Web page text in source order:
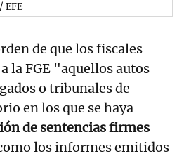
EFE
de que los fiscales
la FGE "aquellos autos
o tribunales de
en los que se haya
de sentencias firmes
los informes emitidos